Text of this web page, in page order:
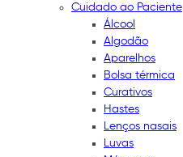
Cuidado ao Paciente
Álcool
Algodão
Aparelhos
Bolsa térmica
Curativos
Hastes
Lenços nasais
Luvas